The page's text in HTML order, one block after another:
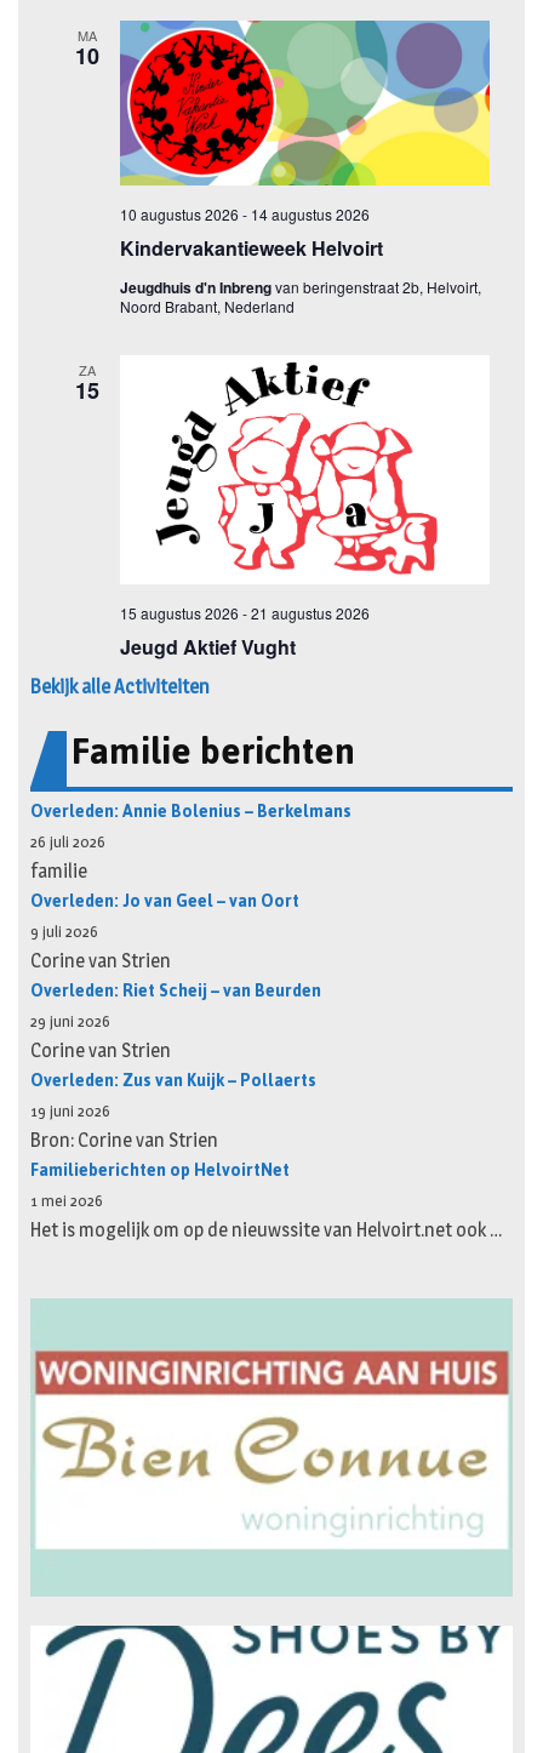
Bekijk alle Activiteiten
Familie berichten
Overleden: Annie Bolenius – Berkelmans
26 juli 2026
familie
Overleden: Jo van Geel – van Oort
9 juli 2026
Corine van Strien
Overleden: Riet Scheij – van Beurden
29 juni 2026
Corine van Strien
Overleden: Zus van Kuijk – Pollaerts
19 juni 2026
Bron: Corine van Strien
Familieberichten op HelvoirtNet
1 mei 2026
Het is mogelijk om op de nieuwssite van Helvoirt.net ook …